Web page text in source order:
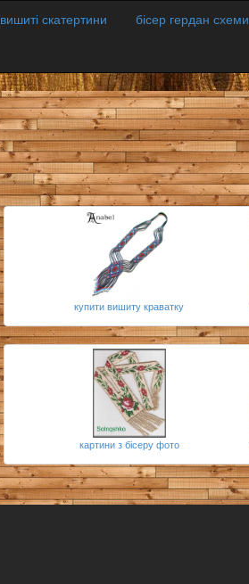
вишиті скатертини бісер гердан схеми
купити вишиту краватку
картини з бісеру фото